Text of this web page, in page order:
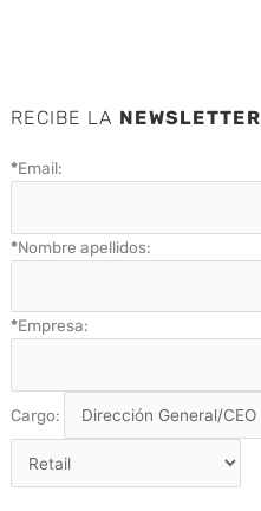
RECIBE LA NEWSLETTER
*Email:
*Nombre apellidos:
*Empresa:
Cargo: